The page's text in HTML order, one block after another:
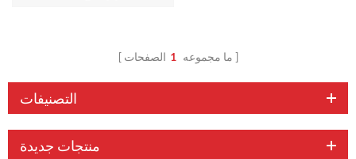
ما مجموعه 1 الصفحات
التصنيفات
منتجات جديدة